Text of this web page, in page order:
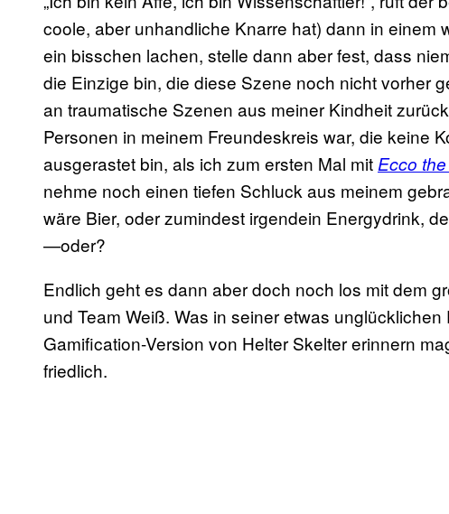
coole, aber unhandliche Knarre hat) dann in einem
ein bisschen lachen, stelle dann aber fest, dass
die Einzige bin, die diese Szene noch nicht vorher
an traumatische Szenen aus meiner Kindheit
Personen in meinem Freundeskreis war, die keine
ausgerastet bin, als ich zum ersten Mal mitEcco
nehme noch einen tiefen Schluck aus meinem
wäre Bier, oder zumindest irgendein Energydrink,
—oder?
Endlich geht es dann aber doch noch los mit dem
und Team Weiß. Was in seiner etwas
Gamification-Version von Helter Skelter erinnern
friedlich.